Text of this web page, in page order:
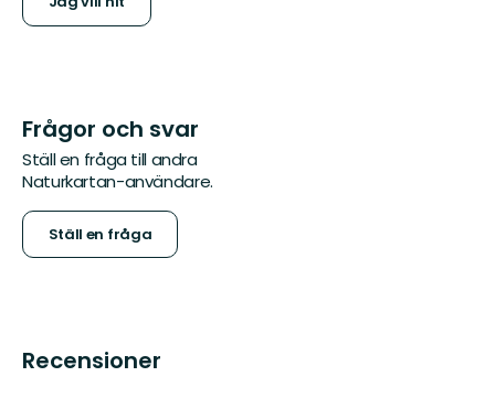
Frågor och svar
Ställ en fråga till andra
Naturkartan-användare.
Ställ en fråga
Recensioner